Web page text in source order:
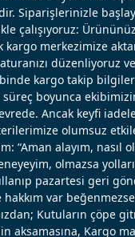
Siparişlerinizle
çalışıyoruz:
kargo merkezimize
düzenliyoruz
kargo takip
süreç boyunca
Ancak keyfi
olumsuz
“Aman alayım, nasıl
olmazsa
pazartesi geri
hakkım var
Kutuların çöpe
aksamasına, Kargo